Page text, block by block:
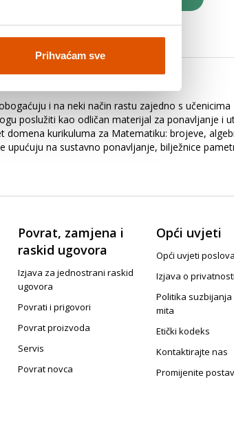
Prihvaćam sve
i na neki način rastu zajedno s učenicima
poslužiti kao odličan materijal za ponavljanje i
kurikuluma za Matematiku: brojeve,
na sustavno ponavljanje, bilježnice
Povrat, zamjena i
raskid ugovora
Izjava za jednostrani raskid
ugovora
Povrati i prigovori
Povrat proizvoda
Servis
Povrat novca
Opći uvjeti
Opći uvjeti
Izjava o privatnosti
Politika suzbijanja
mita
Etički kodeks
Kontaktirajte nas
Promijenite